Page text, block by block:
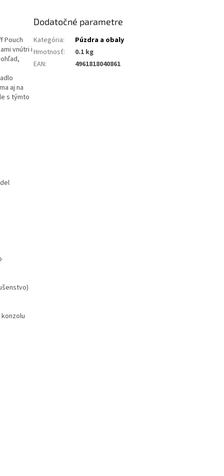
Pouch
vnútri i
aj na
s týmto
Dodatočné parametre
Kategória:
Púzdra a obaly
Hmotnosť:
0.1 kg
EAN: 4961818040861